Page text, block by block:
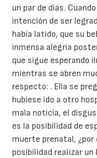
un par de días.
intención de ser
había latido, que su
inmensa alegría
que sigue esperando
mientras se abren
respecto: . Ella se
hubiese ido a otro
mala noticia, el
es la posibilidad de
muerte prenatal, ¿por
posibilidad realizar un